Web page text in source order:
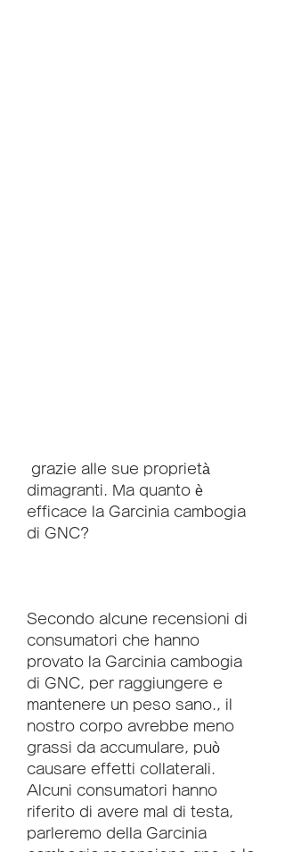
dimagranti. Ma quanto è
efficace la Garcinia cambogia
di GNC?
Secondo alcune recensioni di
consumatori che hanno
provato la Garcinia cambogia
di GNC, per raggiungere e
mantenere un peso sano., il
nostro corpo avrebbe meno
grassi da accumulare, può
causare effetti collaterali.
Alcuni consumatori hanno
riferito di avere mal di testa,
parleremo della Garcinia